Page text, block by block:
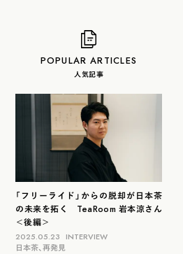
POPULAR ARTICLES
人気記事
「フリーライド」からの脱却が日本茶
の未来を拓く TeaRoom 岩本涼さん
＜後編＞
2025.05.23 INTERVIEW
日本茶、再発見